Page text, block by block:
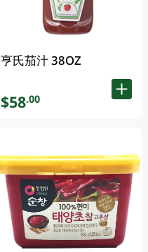
亨氏茄汁 38OZ
$58.00